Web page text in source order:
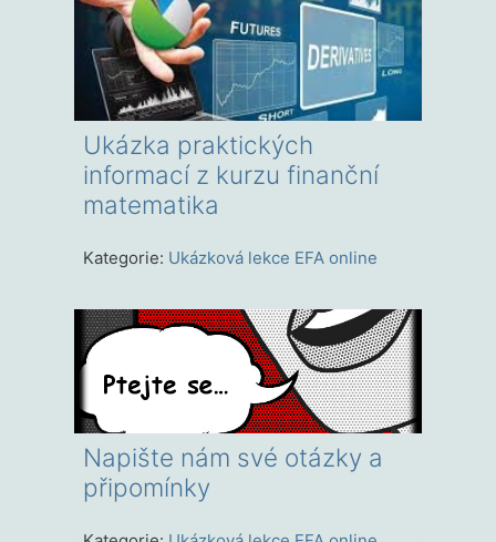
Ukázka praktických
informací z kurzu finanční
matematika
Kategorie: Ukázková lekce EFA online
Napište nám své otázky a
připomínky